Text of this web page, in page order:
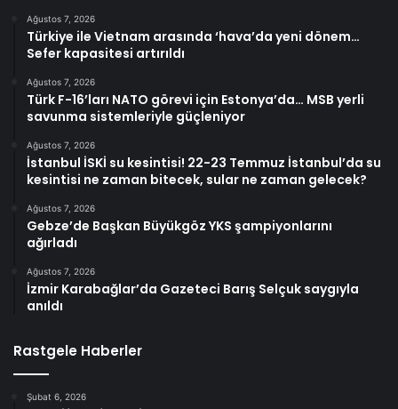
Ağustos 7, 2026
Türkiye ile Vietnam arasında ‘hava’da yeni dönem…
Sefer kapasitesi artırıldı
Ağustos 7, 2026
Türk F-16’ları NATO görevi için Estonya’da… MSB yerli
savunma sistemleriyle güçleniyor
Ağustos 7, 2026
İstanbul İSKİ su kesintisi! 22-23 Temmuz İstanbul’da su
kesintisi ne zaman bitecek, sular ne zaman gelecek?
Ağustos 7, 2026
Gebze’de Başkan Büyükgöz YKS şampiyonlarını
ağırladı
Ağustos 7, 2026
İzmir Karabağlar’da Gazeteci Barış Selçuk saygıyla
anıldı
Rastgele Haberler
Şubat 6, 2026